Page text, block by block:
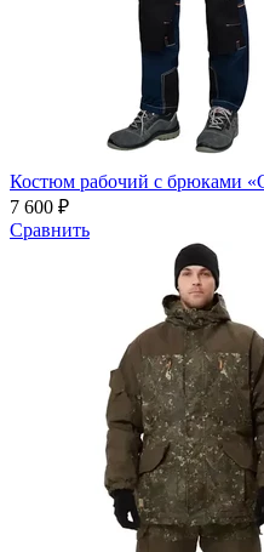
Костюм рабочий с брюками
7 600 ₽
Сравнить